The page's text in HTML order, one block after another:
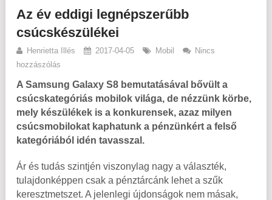
Az év eddigi legnépszerűbb
csúcskészülékei
Henrietta Illés 2017-04-05 Mobil
Nincs
hozzászólás
A Samsung Galaxy S8 bemutatásával bővült a
csúcskategóriás mobilok világa, de nézzünk körbe,
mely készülékek is a konkurensek, azaz milyen
csúcsmobilokat kaphatunk a pénzünkért a felső
kategóriából idén tavasszal.
Ár és tudás szintjén viszonylag nagy a választék,
tulajdonképpen csak a pénztárcánk lehet a szűk
keresztmetszet. A jelenlegi újdonságok nem másak,